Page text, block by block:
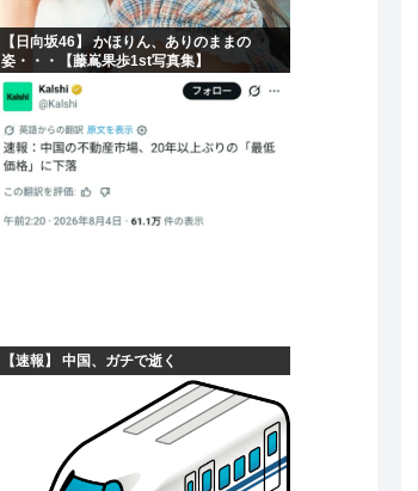
【日向坂46】 かほりん、ありのままの
姿・・・【藤嶌果歩1st写真集】
【速報】 中国、ガチで逝く